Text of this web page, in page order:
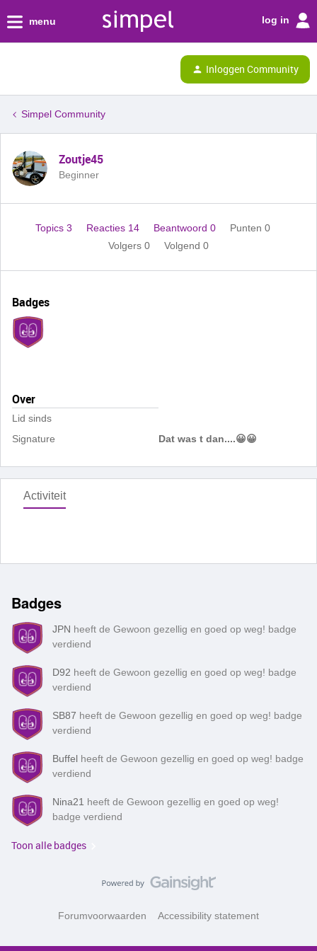
menu log in
Inloggen Community
Simpel Community
Zoutje45
Beginner
Topics 3 Reacties 14 Beantwoord 0
Punten 0
Volgers 0 Volgend 0
Badges
Over
Lid sinds
Signature
Dat was t dan....😀😀
Activiteit
Badges
JPN heeft de Gewoon gezellig en goed op weg! badge
verdiend
D92 heeft de Gewoon gezellig en goed op weg! badge
verdiend
SB87 heeft de Gewoon gezellig en goed op weg! badge
verdiend
Buffel heeft de Gewoon gezellig en goed op weg! badge
verdiend
Nina21 heeft de Gewoon gezellig en goed op weg!
badge verdiend
Toon alle badges
Forumvoorwaarden Accessibility statement